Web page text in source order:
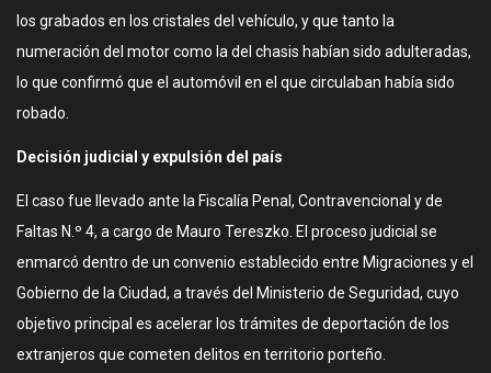
los grabados en los cristales del vehículo, y que tanto la
numeración del motor como la del chasis habían sido adulteradas,
lo que confirmó que el automóvil en el que circulaban había sido
robado.
Decisión judicial y expulsión del país
El caso fue llevado ante la Fiscalía Penal, Contravencional y de
Faltas N.º 4, a cargo de Mauro Tereszko. El proceso judicial se
enmarcó dentro de un convenio establecido entre Migraciones y el
Gobierno de la Ciudad, a través del Ministerio de Seguridad, cuyo
objetivo principal es acelerar los trámites de deportación de los
extranjeros que cometen delitos en territorio porteño.